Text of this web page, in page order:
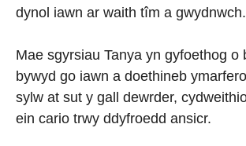
dynol iawn ar waith tîm a gwydnwch.
Mae sgyrsiau Tanya yn gyfoethog o
bywyd go iawn a doethineb
sylw at sut y gall dewrder,
ein cario trwy ddyfroedd ansicr.